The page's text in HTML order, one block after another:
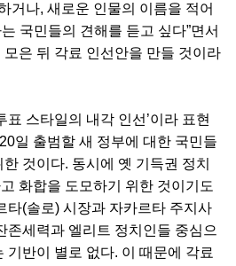
거나, 새로운 인물의 이름을 적어
국민들의 견해를 듣고 싶다”면서
은 뒤 각료 인선안을 만들 것이라
표 스타일의 내각 인선’이라 표현
일 출범할 새 정부에 대한 국민들
것이다. 동시에 옛 기득권 정치
화합을 도모하기 위한 것이기도
타(솔로) 시장과 자카르타 주지사
존세력과 엘리트 정치인들 중심으
기반이 별로 없다. 이 때문에 각료